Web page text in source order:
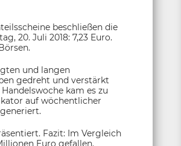
beschließen die
20. Juli 2018: 7,23 Euro.
und langen
gedreht und verstärkt
kam es zu
auf wöchentlicher
Fazit: Im Vergleich
Euro gefallen.